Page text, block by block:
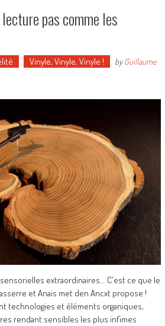
pas comme les
Vinyle, Vinyle, Vinyle ! byGuillaume
extraordinaires... C'est ce que le
et Anais met den Ancxt propose !
technologies et éléments organiques,
rendant sensibles les plus infimes